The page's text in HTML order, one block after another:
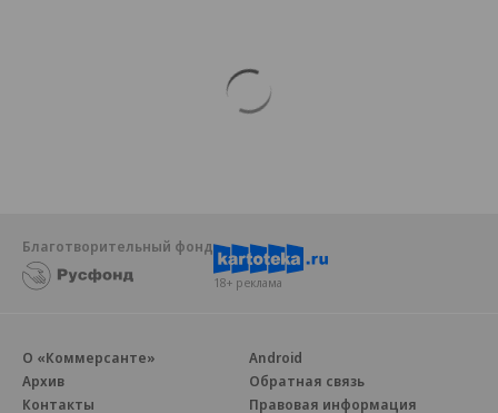
Благотворительный фонд
18+ реклама
О «Коммерсанте»
Архив
Контакты
Android
Обратная связь
Правовая информация